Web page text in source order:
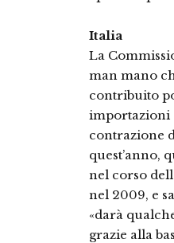
Italia
La
man mano
contribuito
importazioni
contrazione
quest’anno,
nel corso
nel 2009, e
«darà
grazie alla